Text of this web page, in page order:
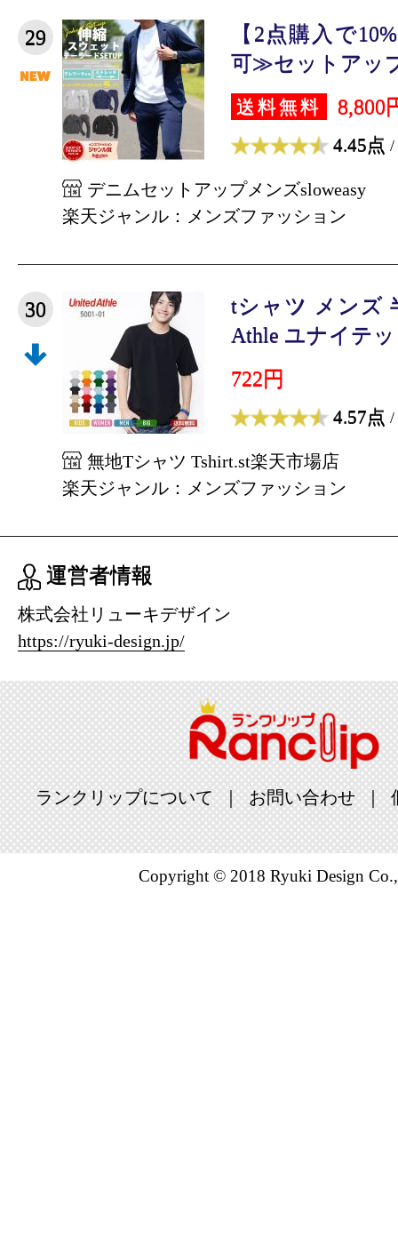
29
【2点購入で
可≫セットアッ
送料無料 8,800
4.45点 /
デニムセットアップメンズsloweasy
楽天ジャンル：メンズファッション
30
tシャツ メンズ
Athle ユナイテ
722円
4.57点 /
無地Tシャツ Tshirt.st楽天市場店
楽天ジャンル：メンズファッション
運営者情報
株式会社リューキデザイン
https://ryuki-design.jp/
ランクリップについて お問い合わせ
Copyright © 2018 Ryuki Design